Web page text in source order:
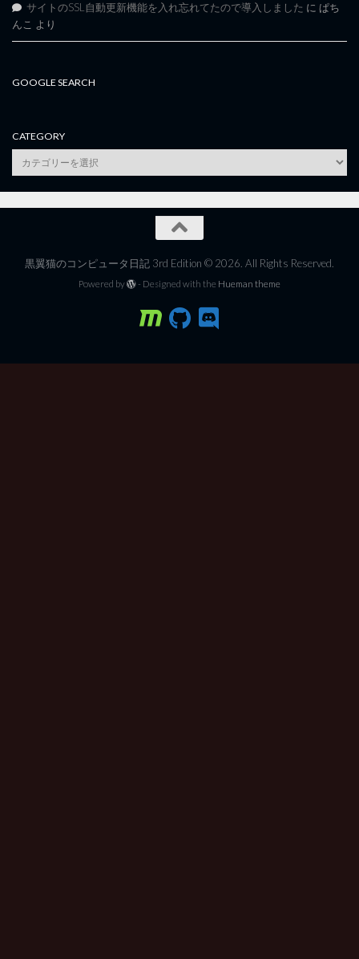
サイトのSSL自動更新機能を入れ忘れてたので導入しました に ぱち
んこ より
GOOGLE SEARCH
CATEGORY
category
黒翼猫のコンピュータ日記 3rd Edition © 2026. All Rights Reserved.
Powered by - Designed with the Hueman theme